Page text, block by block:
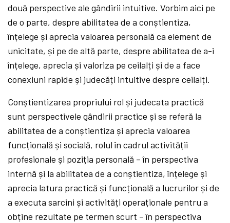
două perspective ale gândirii intuitive. Vorbim aici pe
de o parte, despre abilitatea de a conștientiza,
înțelege și aprecia valoarea personală ca element de
unicitate, și pe de altă parte, despre abilitatea de a-i
înțelege, aprecia și valoriza pe ceilalți și de a face
conexiuni rapide și judecăți intuitive despre ceilalți.
Conștientizarea propriului rol și judecata practică
sunt perspectivele gândirii practice și se referă la
abilitatea de a conștientiza și aprecia valoarea
funcțională și socială, rolul în cadrul activității
profesionale și poziția personală – în perspectiva
internă și la abilitatea de a conștientiza, înțelege și
aprecia latura practică și funcțională a lucrurilor și de
a executa sarcini și activități operaționale pentru a
obține rezultate pe termen scurt – în perspectiva